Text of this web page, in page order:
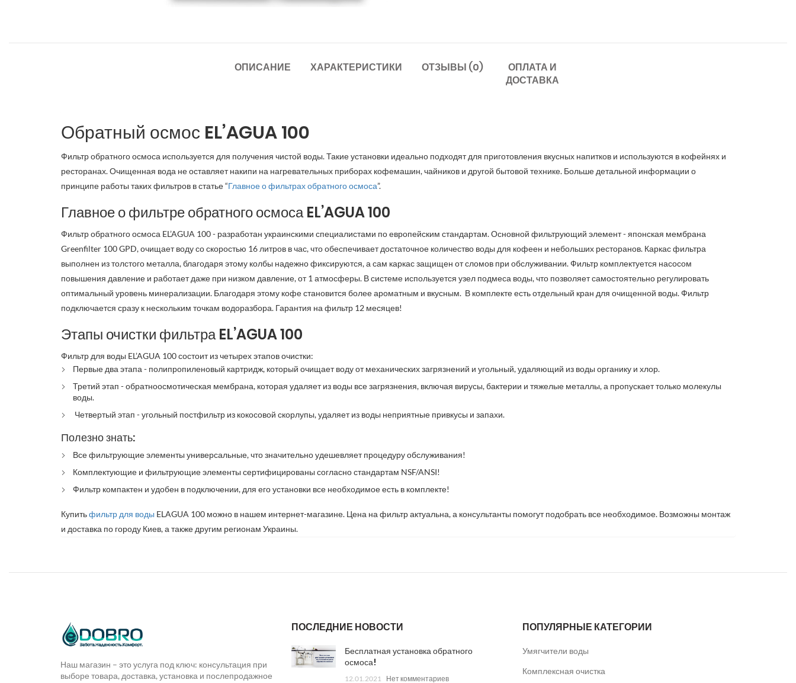
ОПИСАНИЕ ХАРАКТЕРИСТИКИ ОТЗЫВЫ (0)
ОПЛАТА И
ДОСТАВКА
Обратный осмос EL’AGUA 100
Фильтр обратного осмоса используется для получения чистой воды. Такие установки идеально подходят для приготовления вкусных напитков и используются в кофейнях и
ресторанах. Очищенная вода не оставляет накипи на нагревательных приборах кофемашин, чайников и другой бытовой технике. Больше детальной информации о
принципе работы таких фильтров в статье“Главное о фильтрах обратного осмоса”.
Главное о фильтре обратного осмоса EL’AGUA 100
Фильтр обратного осмоса EL’AGUA 100 - разработан украинскими специалистами по европейским стандартам. Основной фильтрующий элемент - японская мембрана
Greenfilter 100 GPD, очищает воду со скоростью 16 литров в час, что обеспечивает достаточное количество воды для кофеен и небольших ресторанов. Каркас фильтра
выполнен из толстого металла, благодаря этому колбы надежно фиксируются, а сам каркас защищен от сломов при обслуживании. Фильтр комплектуется насосом
повышения давление и работает даже при низком давление, от 1 атмосферы. В системе используется узел подмеса воды, что позволяет самостоятельно регулировать
оптимальный уровень минерализации. Благодаря этому кофе становится более ароматным и вкусным. В комплекте есть отдельный кран для очищенной воды. Фильтр
подключается сразу к нескольким точкам водоразбора. Гарантия на фильтр 12 месяцев!
Этапы очистки фильтра EL’AGUA 100
Фильтр для воды EL’AGUA 100 состоит из четырех этапов очистки:
Первые два этапа - полипропиленовый картридж, который очищает воду от механических загрязнений и угольный, удаляющий из воды органику и хлор.
Третий этап - обратноосмотическая мембрана, которая удаляет из воды все загрязнения, включая вирусы, бактерии и тяжелые металлы, а пропускает только молекулы
воды.
Четвертый этап - угольный постфильтр из кокосовой скорлупы, удаляет из воды неприятные привкусы и запахи.
Полезно знать:
Все фильтрующие элементы универсальные, что значительно удешевляет процедуру обслуживания!
Комплектующие и фильтрующие элементы сертифицированы согласно стандартам NSF/ANSI!
Фильтр компактен и удобен в подключении, для его установки все необходимое есть в комплекте!
Купитьфильтр для воды ELAGUA 100 можно в нашем интернет-магазине. Цена на фильтр актуальна, а консультанты помогут подобрать все необходимое. Возможны монтаж
и доставка по городу Киев, а также другим регионам Украины.
Наш магазин – это услуга под ключ: консультация при
выборе товара, доставка, установка и послепродажное
ПОСЛЕДНИЕ НОВОСТИ
Бесплатная установка обратного
осмоса!
12.01.2021 Нет комментариев
ПОПУЛЯРНЫЕ КАТЕГОРИИ
Умягчители воды
Комплексная очистка